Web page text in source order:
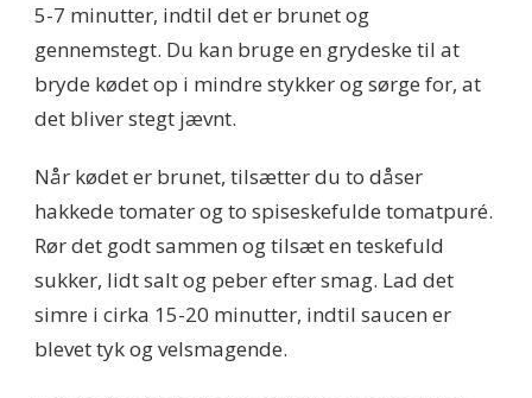
5-7 minutter, indtil det er brunet og
gennemstegt. Du kan bruge en grydeske til at
bryde kødet op i mindre stykker og sørge for, at
det bliver stegt jævnt.
Når kødet er brunet, tilsætter du to dåser
hakkede tomater og to spiseskefulde tomatpuré.
Rør det godt sammen og tilsæt en teskefuld
sukker, lidt salt og peber efter smag. Lad det
simre i cirka 15-20 minutter, indtil saucen er
blevet tyk og velsmagende.